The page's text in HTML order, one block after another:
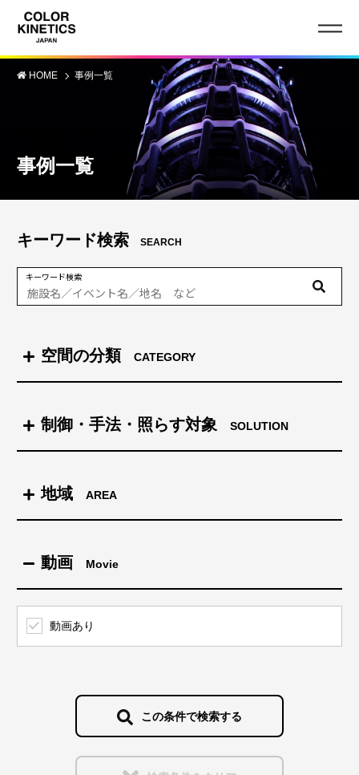
HOME 事例一覧
事例一覧
キーワード検索 SEARCH
キーワード検索
空間の分類 CATEGORY
商業施設＆ショップ
テーマパーク＆遊園地
ホテル＆結婚式場＆集合住宅
カフェ＆レストラン
アミューズメント
制御・手法・照らす対象 SOLUTION
クラウドを利用する制御
白色光とカラー演出の両立
地域 AREA
北海道
動画 Movie
動画あり
この条件で検索する